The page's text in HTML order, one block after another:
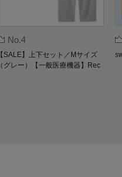
No.4
【SALE】上下セット／Mサイズ
（グレー）【一般医療機器】Rec